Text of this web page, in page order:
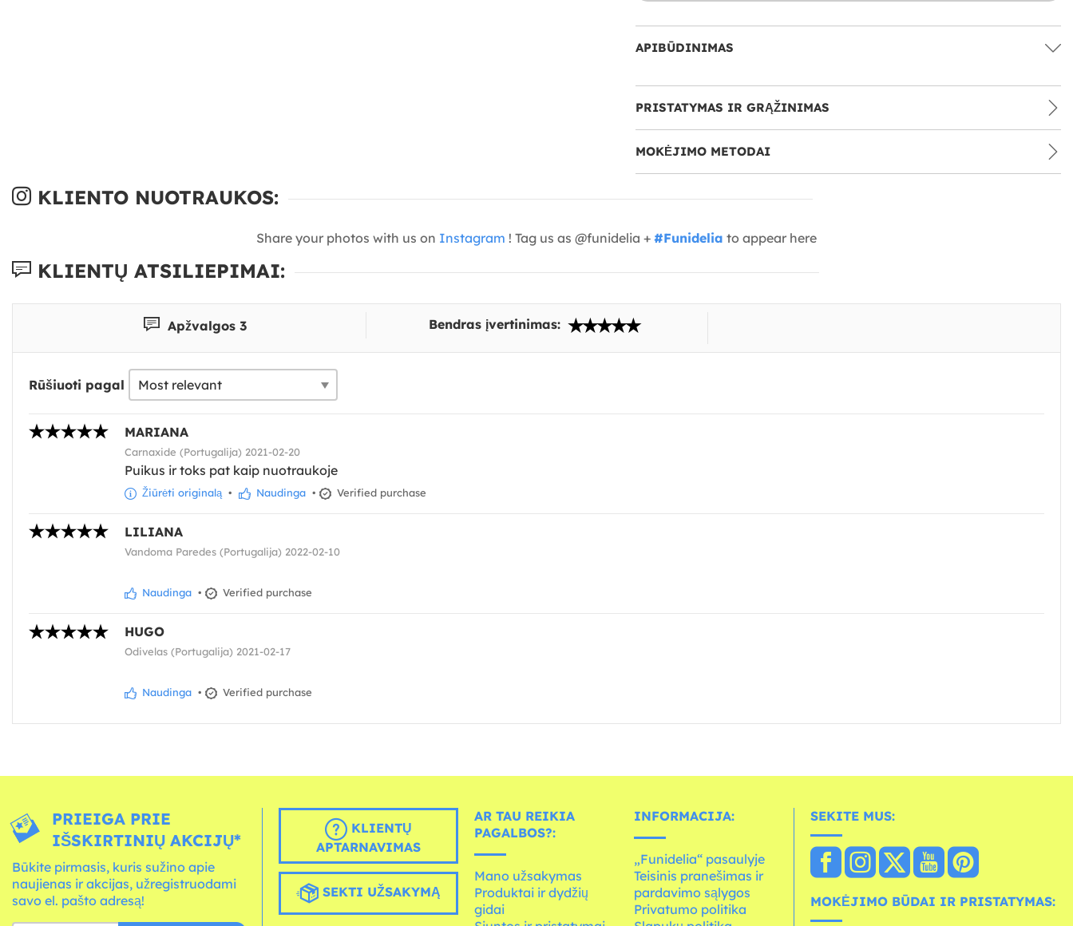
APIBŪDINIMAS
PRISTATYMAS IR GRĄŽINIMAS
MOKĖJIMO METODAI
KLIENTO NUOTRAUKOS:
Share your photos with us on Instagram ! Tag us as @funidelia + #Funidelia to appear here
KLIENTŲ ATSILIEPIMAI:
Apžvalgos 3 Bendras įvertinimas:
Rūšiuoti pagal
MARIANA
Carnaxide (Portugalija) 2021-02-20
Puikus ir toks pat kaip nuotraukoje
Žiūrėti originalą • Naudinga • Verified purchase
LILIANA
Vandoma Paredes (Portugalija) 2022-02-10
Naudinga • Verified purchase
HUGO
Odivelas (Portugalija) 2021-02-17
Naudinga • Verified purchase
PRIEIGA PRIE
IŠSKIRTINIŲ AKCIJŲ*
Būkite pirmasis, kuris sužino apie
naujienas ir akcijas, užregistruodami
savo el. pašto adresą!
KLIENTŲ
APTARNAVIMAS
SEKTI UŽSAKYMĄ
AR TAU REIKIA
PAGALBOS?:
Mano užsakymas
Produktai ir dydžių
gidai
INFORMACIJA:
„Funidelia“ pasaulyje
Teisinis pranešimas ir
pardavimo sąlygos
Privatumo politika
SEKITE MUS:
MOKĖJIMO BŪDAI IR PRISTATYMAS: